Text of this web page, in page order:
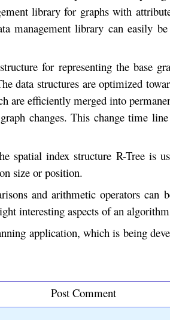
library for graphs with
management library can easily
for representing the base
data structures are optimized
are efficiently merged into
changes. This change time
spatial index structure R-Tree is
size or position.
and arithmetic operators
interesting aspects of an
application, which is being
Post Comment